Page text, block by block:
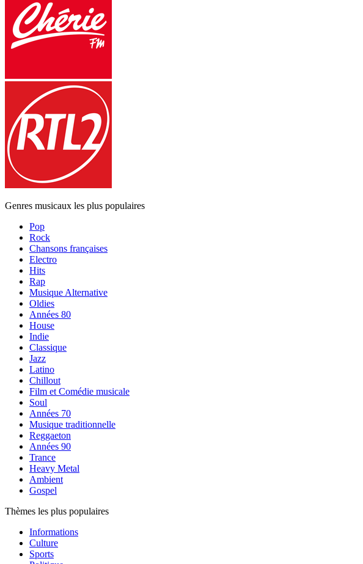
Genres musicaux les plus populaires
Pop
Rock
Chansons françaises
Electro
Hits
Rap
Musique Alternative
Oldies
Années 80
House
Indie
Classique
Jazz
Latino
Chillout
Film et Comédie musicale
Soul
Années 70
Musique traditionnelle
Reggaeton
Années 90
Trance
Heavy Metal
Ambient
Gospel
Thèmes les plus populaires
Informations
Culture
Sports